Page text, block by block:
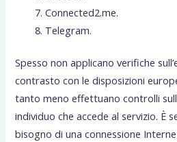
Connected2.me.
Telegram.
Spesso non applicano verifiche
contrasto con le disposizioni
tanto meno effettuano controlli
individuo che accede al servizio. È
bisogno di una connessione